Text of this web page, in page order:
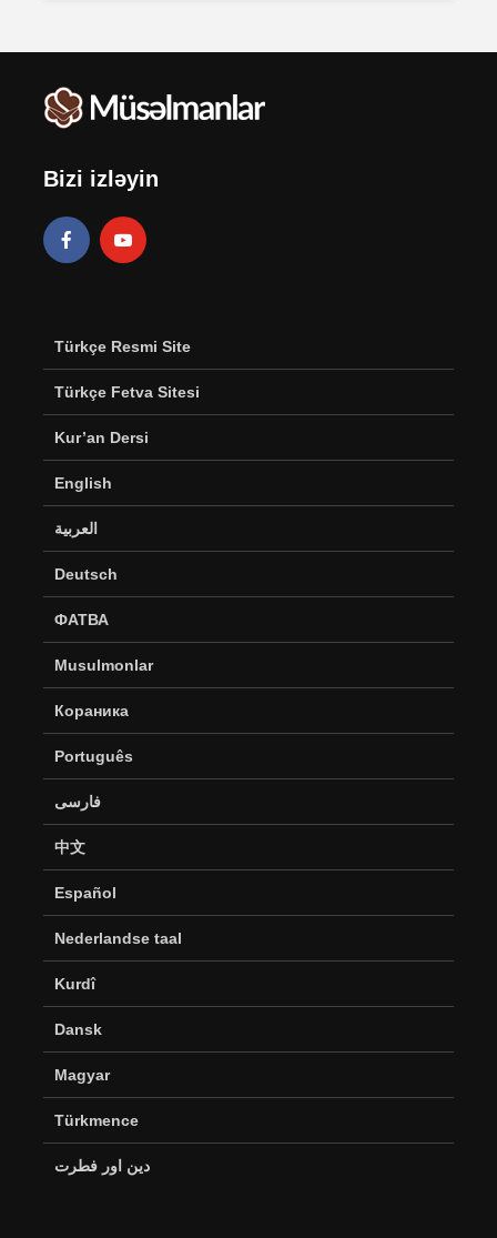
Bizi izləyin
Türkçe Resmi Site
Türkçe Fetva Sitesi
Kur’an Dersi
English
العربية
Deutsch
ФАТВА
Musulmonlar
Кораника
Português
فارسی
中文
Español
Nederlandse taal
Kurdî
Dansk
Magyar
Türkmence
دین اور فطرت